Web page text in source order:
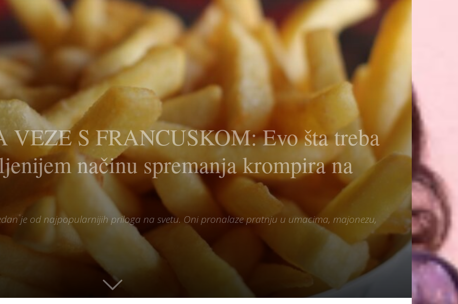
S FRANCUSKOM: Evo šta treba
načinu spremanja krompira na
je od najpopularnijih priloga na svetu. Oni pronalaze pratnju u umacima, majonezu,